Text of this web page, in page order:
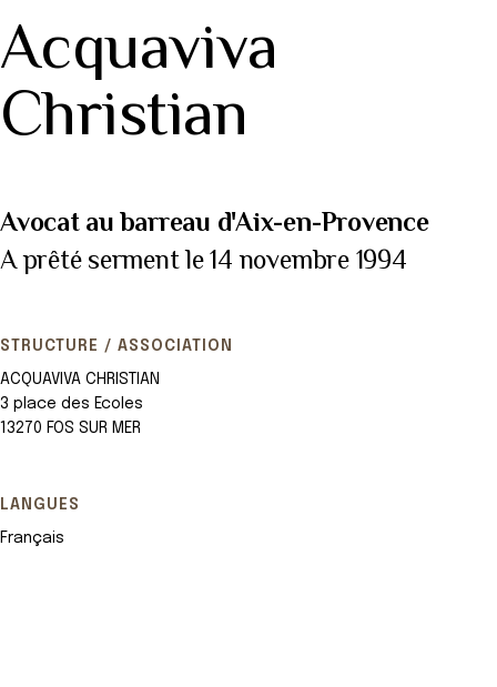
Acquaviva
Christian
Avocat au barreau d'Aix-en-Provence
A prêté serment le 14 novembre 1994
STRUCTURE / ASSOCIATION
ACQUAVIVA CHRISTIAN
3 place des Ecoles
13270 FOS SUR MER
LANGUES
Français